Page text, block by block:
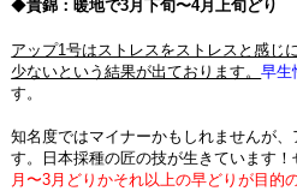
◆貴錦：暖地で3月下旬〜4月上旬どり
アップ1号はストレスをストレスと感じ
少ないという結果が出ております。早生
す。
知名度ではマイナーかもしれませんが
す。日本採種の匠の技が生きています
月〜3月どりかそれ以上の早どりが目的